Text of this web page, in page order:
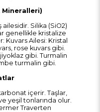
Mineralleri)
Silika (SiO2)
genellikle kristalize
Kuvars Ailesi: Kristal
rose kuvars gibi.
gibi. Turmalin
turmalin gibi.
içerir. Taşlar,
yeşil tonlarında olur.
Traverten